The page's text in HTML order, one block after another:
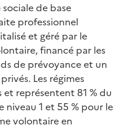
de base
professionnel
et géré par le
financé par les
de prévoyance et un
Les régimes
représentent 81 % du
niveau 1 et 55 % pour le
volontaire en